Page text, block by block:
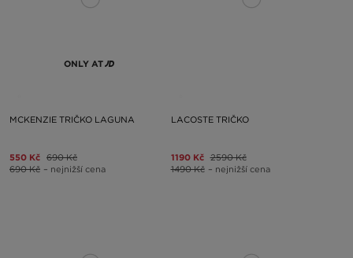
ONLY AT
MCKENZIE TRIČKO LAGUNA
550 Kč 690 Kč
690 Kč – nejnižší cena
LACOSTE TRIČKO
1190 Kč 2590 Kč
1490 Kč – nejnižší cena